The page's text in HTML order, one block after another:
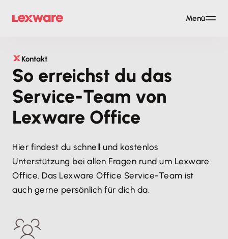
Kontakt
So erreichst du das
Service-Team von
Lexware Office
Hier findest du schnell und kostenlos
Unterstützung bei allen Fragen rund um Lexware
Office. Das Lexware Office Service-Team ist
auch gerne persönlich für dich da.
Menü